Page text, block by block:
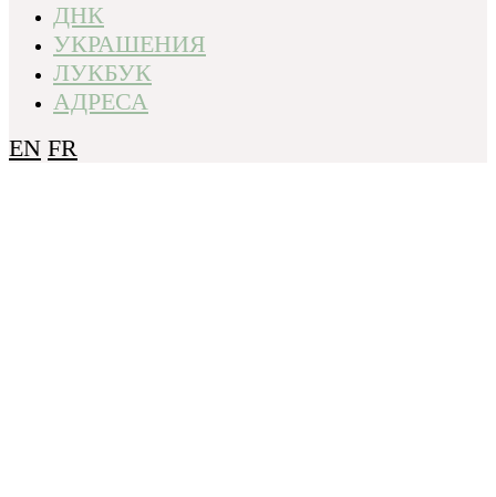
ДНК
УКРАШЕНИЯ
ЛУКБУК
АДРЕСА
EN FR